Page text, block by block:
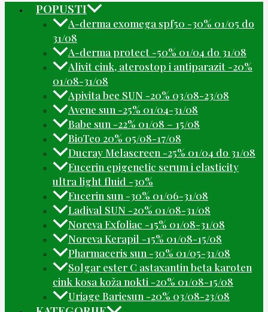
POPUSTI
A-derma exomega spf50 -30% 01/05 do
31/08
A-derma protect -50% 01/04 do 31/08
Alivit cink, aterostop i antiparazit -20%
01/08-31/08
Apivita bee SUN -20% 03/08-23/08
Avene sun -25% 01/04-31/08
Babe sun -22% 01/08 – 15/08
BioTeo 20% 05/08-17/08
Ducray Melascreen -25% 01/04 do 31/08
Eucerin epigenetic serum i elasticity
ultra light fluid -30%
Eucerin sun -30% 01/06-31/08
Ladival SUN -20% 01/08-31/08
Noreva Exfoliac -15% 01/08-31/08
Noreva Kerapil -15% 01/08-15/08
Pharmaceris sun -30% 01/05-31/08
Solgar ester C astaxantin beta karoten
cink kosa koža nokti -20% 01/08-15/08
Uriage Bariesun -20% 03/08-23/08